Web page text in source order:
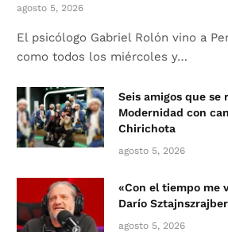
agosto 5, 2026
El psicólogo Gabriel Rolón vino a
como todos los miércoles y…
Seis amigos que se
Modernidad con
Chirichota
agosto 5, 2026
«Con el tiempo me
Darío Sztajnszrajber
agosto 5, 2026